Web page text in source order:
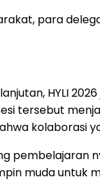
para
HYLI
tersebut
kolaborasi
muda untuk